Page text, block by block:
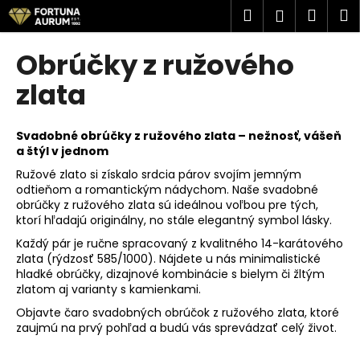
Prejsť
na
obsah
Hľadať
Obrúčky z ružového
zlata
Svadobné obrúčky z ružového zlata – nežnosť, vášeň
a štýl v jednom
Ružové zlato si získalo srdcia párov svojím jemným
odtieňom a romantickým nádychom. Naše svadobné
obrúčky z ružového zlata sú ideálnou voľbou pre tých,
ktorí hľadajú originálny, no stále elegantný symbol lásky.
Každý pár je ručne spracovaný z kvalitného 14-karátového
zlata (rýdzosť 585/1000). Nájdete u nás minimalistické
hladké obrúčky, dizajnové kombinácie s bielym či žltým
zlatom aj varianty s kamienkami.
Objavte čaro svadobných obrúčok z ružového zlata, ktoré
zaujmú na prvý pohľad a budú vás sprevádzať celý život.
K
o
Č
o
p
o
t
r
e
b
u
j
e
t
e